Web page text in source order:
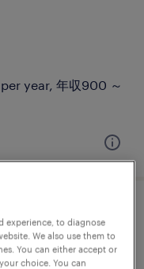
year, 年収900 ～
リューション
experience, to diagnose
We also use them to
You can either accept or
choice. You can